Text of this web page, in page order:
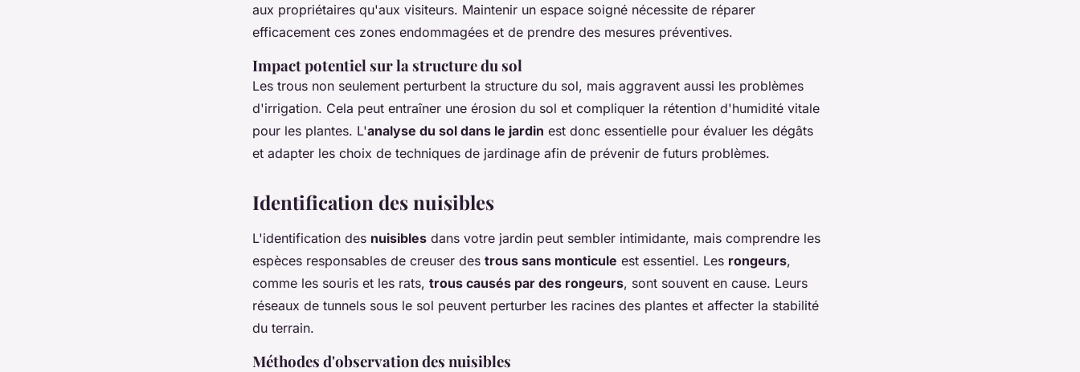
aux propriétaires qu'aux visiteurs. Maintenir un espace soigné nécessite de réparer
efficacement ces zones endommagées et de prendre des mesures préventives.
Impact potentiel sur la structure du sol
Les trous non seulement perturbent la structure du sol, mais aggravent aussi les problèmes
d'irrigation. Cela peut entraîner une érosion du sol et compliquer la rétention d'humidité vitale
pour les plantes. L'analyse du sol dans le jardin est donc essentielle pour évaluer les dégâts
et adapter les choix de techniques de jardinage afin de prévenir de futurs problèmes.
Identification des nuisibles
L'identification des nuisibles dans votre jardin peut sembler intimidante, mais comprendre les
espèces responsables de creuser des trous sans monticule est essentiel. Les rongeurs,
comme les souris et les rats, trous causés par des rongeurs, sont souvent en cause. Leurs
réseaux de tunnels sous le sol peuvent perturber les racines des plantes et affecter la stabilité
du terrain.
Méthodes d'observation des nuisibles